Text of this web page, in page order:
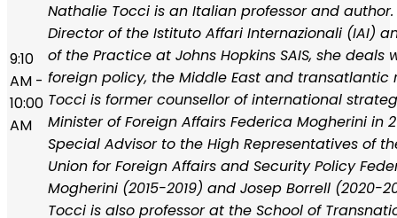
9:10
AM -
10:00
AM
Nathalie Tocci is an Italian professor and author.
Director of the Istituto Affari Internazionali (IAI)
of the Practice at Johns Hopkins SAIS, she deals
foreign policy, the Middle East and transatlantic
Tocci is former counsellor of international
Minister of Foreign Affairs Federica Mogherini in
Special Advisor to the High Representatives of
Union for Foreign Affairs and Security Policy
Mogherini (2015-2019) and Josep Borrell (2020-
Tocci is also professor at the School of